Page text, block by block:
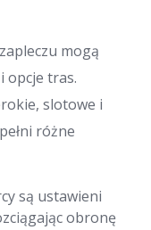
mogą
opcje tras.
slotowe i
różne
są ustawieni
obronę